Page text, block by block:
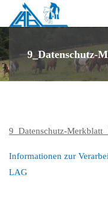
für
9_Datenschutz-
9_Datenschutz-
Informationen zur
LAG